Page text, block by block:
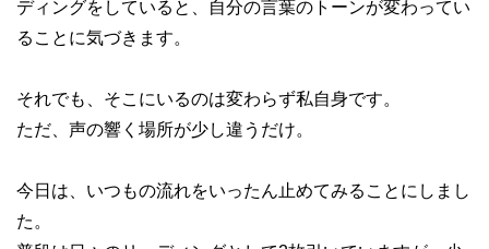
ディングをしていると、自分の言葉のトーンが変わってい
ることに気づきます。
それでも、そこにいるのは変わらず私自身です。
ただ、声の響く場所が少し違うだけ。
今日は、いつもの流れをいったん止めてみることにしまし
た。